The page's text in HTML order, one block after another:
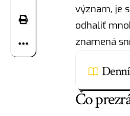
význam, je
odhaliť
znamená
Čo